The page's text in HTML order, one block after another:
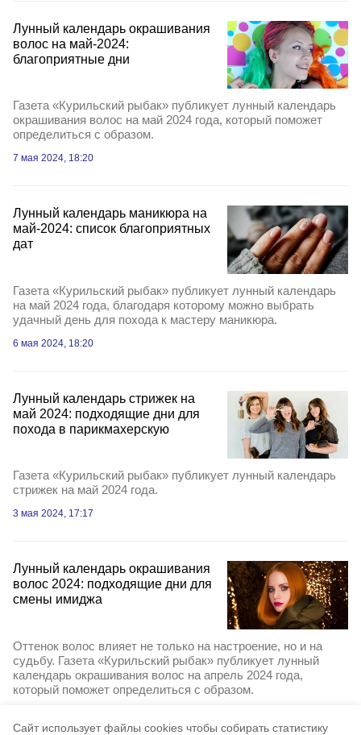
Cайт использует файлы cookies чтобы собирать статистику
Лунный календарь окрашивания
волос на май-2024:
благоприятные дни
Газета «Курильский рыбак» публикует лунный календарь
окрашивания волос на май 2024 года, который поможет
определиться с образом.
7 мая 2024, 18:20
Лунный календарь маникюра на
май-2024: список благоприятных
дат
Газета «Курильский рыбак» публикует лунный календарь
на май 2024 года, благодаря которому можно выбрать
удачный день для похода к мастеру маникюра.
6 мая 2024, 18:20
Лунный календарь стрижек на
май 2024: подходящие дни для
похода в парикмахерскую
Газета «Курильский рыбак» публикует лунный календарь
стрижек на май 2024 года.
3 мая 2024, 17:17
Лунный календарь окрашивания
волос 2024: подходящие дни для
смены имиджа
Оттенок волос влияет не только на настроение, но и на
судьбу. Газета «Курильский рыбак» публикует лунный
календарь окрашивания волос на апрель 2024 года,
который поможет определиться с образом.